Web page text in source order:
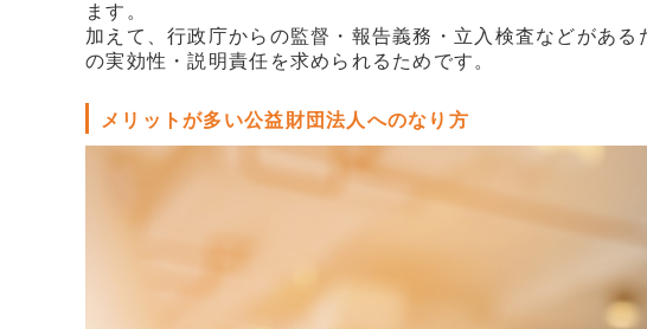
ます。
加えて、行政庁からの監督・報告義務・立入検査などがあ
の実効性・説明責任を求められるためです。
メリットが多い公益財団法人へのなり方